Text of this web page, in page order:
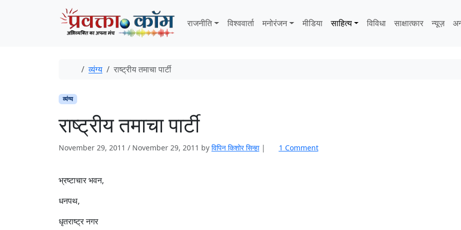
राजनीति
विश्ववार्ता मनोरंजन मीडिया साहित्‍य विविधा साक्षात्‍कार न्यूज़
Home
व्यंग्य राष्ट्रीय तमाचा पार्टी
व्यंग्य
राष्ट्रीय तमाचा पार्टी
November 29, 2011 / November 29, 2011 by विपिन किशोर सिन्हा | 1 Commento
भ्रष्टाचार भवन,
धनपथ,
धृतराष्ट्र नगर